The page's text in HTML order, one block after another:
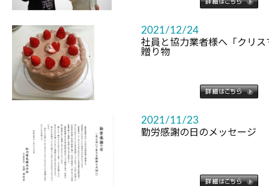
2021/12/24
社員と協力業者様へ「クリス
贈り物
2021/11/23
勤労感謝の日のメッセージ